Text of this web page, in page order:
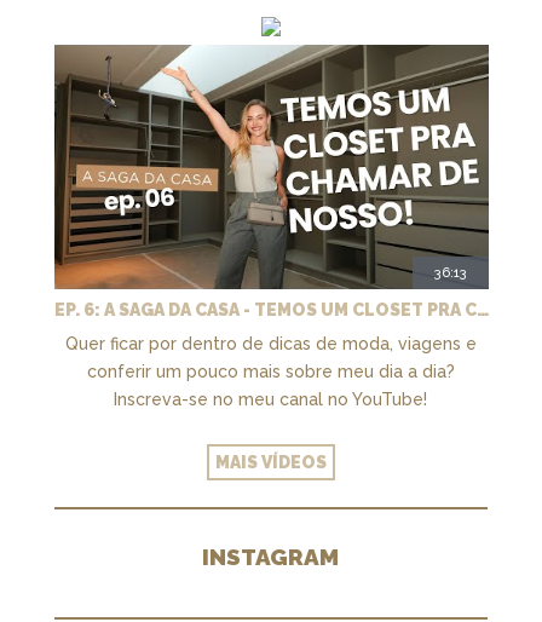
36:13
EP. 6: A SAGA DA CASA - TEMOS UM CLOSET PRA CHAMAR DE NOSSO + MARCENARIA E PAISAGISMO
Quer ficar por dentro de dicas de moda, viagens e
conferir um pouco mais sobre meu dia a dia?
Inscreva-se no meu canal no YouTube!
MAIS VÍDEOS
INSTAGRAM